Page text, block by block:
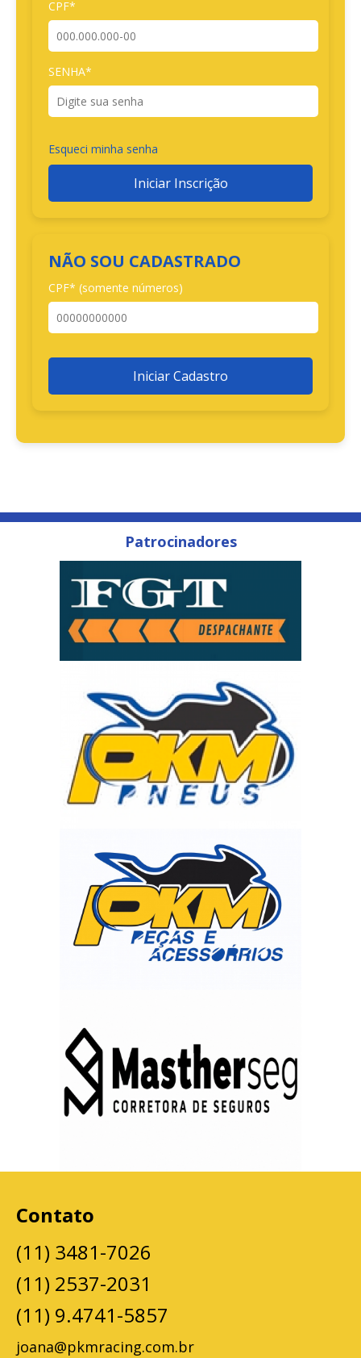
CPF*
SENHA*
Esqueci minha senha
Iniciar Inscrição
NÃO SOU CADASTRADO
CPF* (somente números)
Iniciar Cadastro
Patrocinadores
Contato
(11) 3481-7026
(11) 2537-2031
(11) 9.4741-5857
joana@pkmracing.com.br